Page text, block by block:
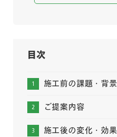
目次
施工前の課題・背景
ご提案内容
施工後の変化・効果